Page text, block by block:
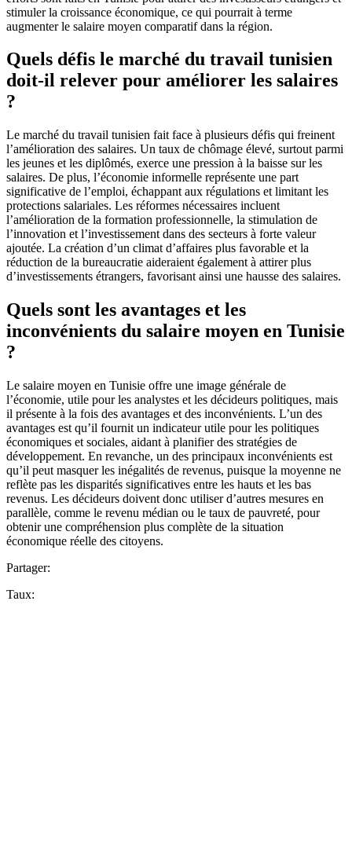
stimuler la croissance économique, ce qui pourrait à terme
augmenter le salaire moyen comparatif dans la région.
Quels défis le marché du travail tunisien
doit-il relever pour améliorer les salaires
?
Le marché du travail tunisien fait face à plusieurs défis qui freinent
l’amélioration des salaires. Un taux de chômage élevé, surtout parmi
les jeunes et les diplômés, exerce une pression à la baisse sur les
salaires. De plus, l’économie informelle représente une part
significative de l’emploi, échappant aux régulations et limitant les
protections salariales. Les réformes nécessaires incluent
l’amélioration de la formation professionnelle, la stimulation de
l’innovation et l’investissement dans des secteurs à forte valeur
ajoutée. La création d’un climat d’affaires plus favorable et la
réduction de la bureaucratie aideraient également à attirer plus
d’investissements étrangers, favorisant ainsi une hausse des salaires.
Quels sont les avantages et les
inconvénients du salaire moyen en Tunisie
?
Le salaire moyen en Tunisie offre une image générale de
l’économie, utile pour les analystes et les décideurs politiques, mais
il présente à la fois des avantages et des inconvénients. L’un des
avantages est qu’il fournit un indicateur utile pour les politiques
économiques et sociales, aidant à planifier des stratégies de
développement. En revanche, un des principaux inconvénients est
qu’il peut masquer les inégalités de revenus, puisque la moyenne ne
reflète pas les disparités significatives entre les hauts et les bas
revenus. Les décideurs doivent donc utiliser d’autres mesures en
parallèle, comme le revenu médian ou le taux de pauvreté, pour
obtenir une compréhension plus complète de la situation
économique réelle des citoyens.
Partager:
Taux: